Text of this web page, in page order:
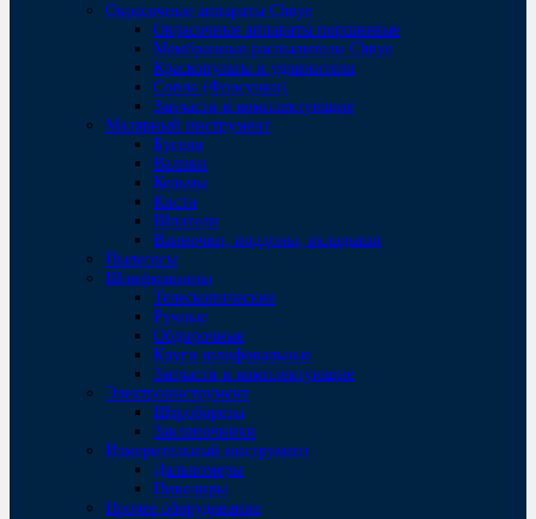
Окрасочные аппараты Chnye
Окрасочные аппараты поршневые
Мембранные распылители Chnye
Краскопульты и удлинители
Сопла (Форсунки)
Запчасти и комплектующие
Малярный инструмент
Бугели
Валики
Кельмы
Кисти
Шпатели
Ванночки, поддоны, вкладыши
Пылесосы
Шлифмашины
Телескопические
Ручные
Обдирочные
Круги шлифовальные
Запчасти и комплектующие
Электроинструмент
Штроборезы
Заклепочники
Измерительный инструмент
Дальномеры
Нивелиры
Прочее оборудование